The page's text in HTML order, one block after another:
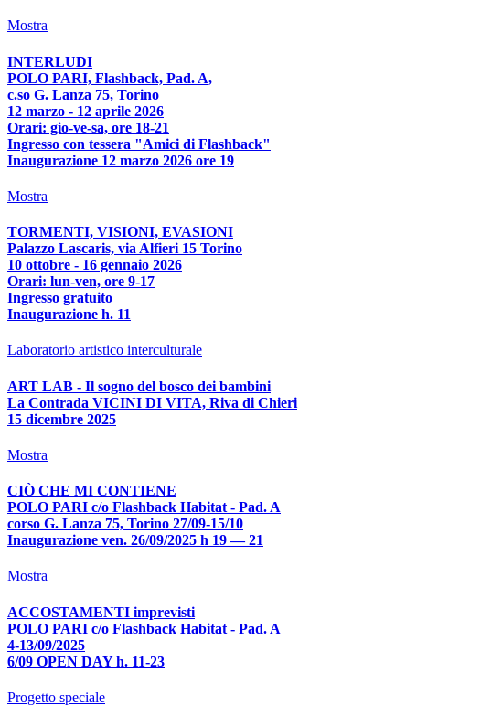
Mostra
INTERLUDI
POLO PARI, Flashback, Pad. A,
c.so G. Lanza 75, Torino
12 marzo - 12 aprile 2026
Orari: gio-ve-sa, ore 18-21
Ingresso con tessera "Amici di Flashback"
Inaugurazione 12 marzo 2026 ore 19
Mostra
TORMENTI, VISIONI, EVASIONI
Palazzo Lascaris, via Alfieri 15 Torino
10 ottobre - 16 gennaio 2026
Orari: lun-ven, ore 9-17
Ingresso gratuito
Inaugurazione h. 11
Laboratorio artistico interculturale
ART LAB - Il sogno del bosco dei bambini
La Contrada VICINI DI VITA, Riva di Chieri
15 dicembre 2025
Mostra
CIÒ CHE MI CONTIENE
POLO PARI c/o Flashback Habitat - Pad. A
corso G. Lanza 75, Torino 27/09-15/10
Inaugurazione ven. 26/09/2025 h 19 — 21
Mostra
ACCOSTAMENTI imprevisti
POLO PARI c/o Flashback Habitat - Pad. A
4-13/09/2025
6/09 OPEN DAY h. 11-23
Progetto speciale